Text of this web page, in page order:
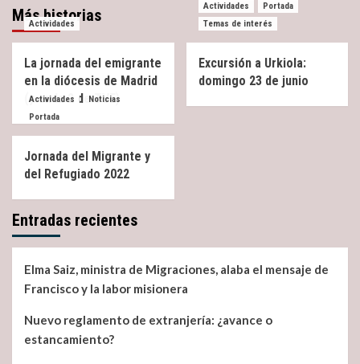
Más historias
Actividades
La jornada del emigrante
en la diócesis de Madrid
(y en la 2 de TVE)
Actividades
Portada
Temas de interés
Excursión a Urkiola:
domingo 23 de junio
Actividades
Noticias
Portada
Jornada del Migrante y
del Refugiado 2022
Entradas recientes
Elma Saiz, ministra de Migraciones, alaba el mensaje de
Francisco y la labor misionera
Nuevo reglamento de extranjería: ¿avance o
estancamiento?